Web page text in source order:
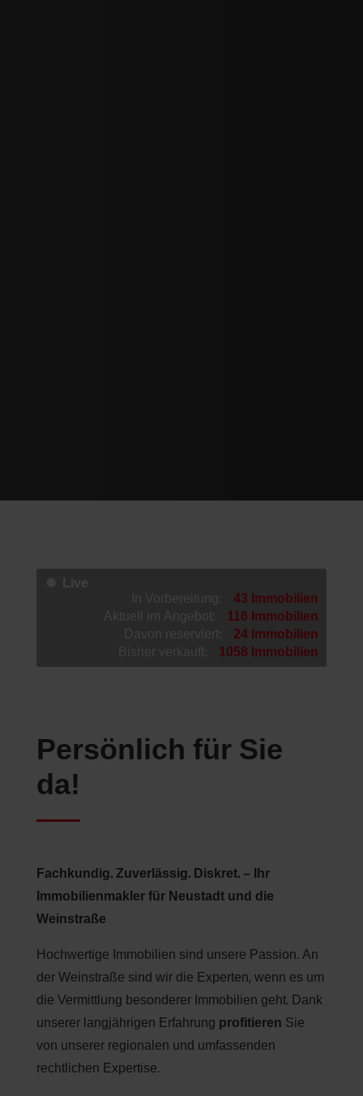
🔴
Live
In Vorbereitung:
43 Immobilien
Aktuell im Angebot:
116 Immobilien
Davon reserviert:
24 Immobilien
Bisher verkauft:
1058 Immobilien
Persönlich für Sie
da!
Fachkundig. Zuverlässig. Diskret. – Ihr
Immobilienmakler für Neustadt und die
Weinstraße
Hochwertige Immobilien sind unsere Passion. An
der Weinstraße sind wir die Experten, wenn es um
die Vermittlung besonderer Immobilien geht. Dank
unserer langjährigen Erfahrung profitieren Sie
von unserer regionalen und umfassenden
rechtlichen Expertise.